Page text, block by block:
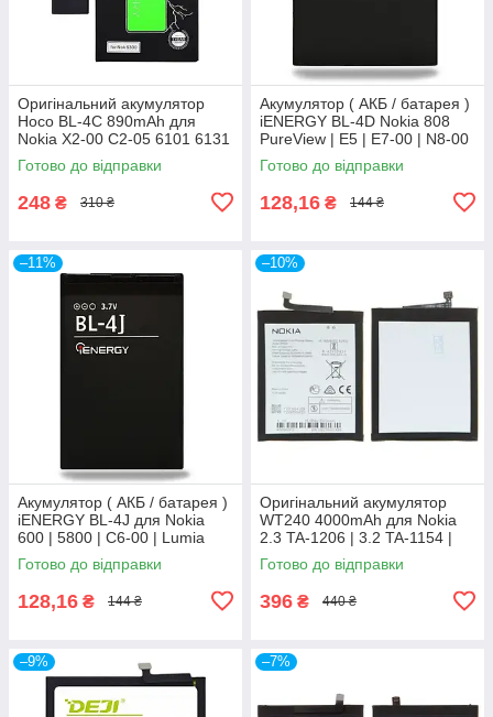
Оригінальний акумулятор
Hoco BL-4C 890mAh для
Nokia X2-00 C2-05 6101 6131
6170 6260 6300 6700 7200
7270 7610
Готово до відправки
248 ₴ 310 ₴
Акумулятор ( АКБ / батарея )
iENERGY BL-4D Nokia 808
PureView | E5 | E7-00 | N8-00
| N97 Mini 1000mAh
Готово до відправки
128,16 ₴ 144 ₴
–11%
Акумулятор ( АКБ / батарея )
iENERGY BL-4J для Nokia
600 | 5800 | C6-00 | Lumia
620 1000mAh
Готово до відправки
128,16 ₴ 144 ₴
–10%
Оригінальний акумулятор
WT240 4000mAh для Nokia
2.3 TA-1206 | 3.2 TA-1154 |
5.3 TA-1223, TA-1227, TA-
1229
Готово до відправки
396 ₴ 440 ₴
–9% –7%